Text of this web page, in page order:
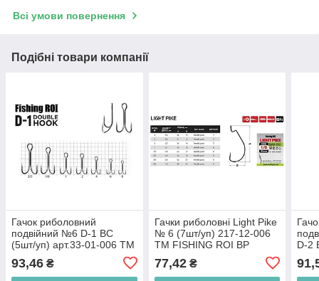
Всі умови повернення
Подібні товари компанії
Гачок риболовний
подвійний №6 D-1 BC
(5шт/уп) арт.33-01-006 ТМ
93,46 ₴
Гачки риболовні Light Pike
№ 6 (7шт/уп) 217-12-006
ТМ FISHING ROI BP
77,42₴
D-2